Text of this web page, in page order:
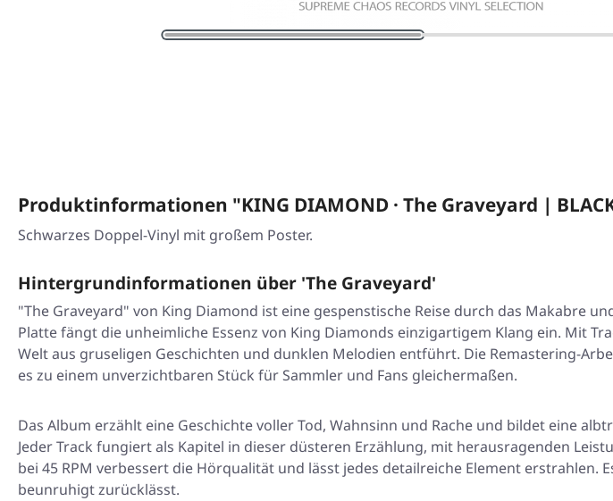
Produktinformationen "KING DIAMOND · The Graveyard |
Schwarzes Doppel-Vinyl mit großem Poster.
Hintergrundinformationen über 'The Graveyard'
"The Graveyard" von King Diamond ist eine gespenstische Reise durch das Makabre
Platte fängt die unheimliche Essenz von King Diamonds einzigartigem Klang ein. Mit
Welt aus gruseligen Geschichten und dunklen Melodien entführt. Die Remastering-
es zu einem unverzichtbaren Stück für Sammler und Fans gleichermaßen.
Das Album erzählt eine Geschichte voller Tod, Wahnsinn und Rache und bildet eine
Jeder Track fungiert als Kapitel in dieser düsteren Erzählung, mit herausragenden
bei 45 RPM verbessert die Hörqualität und lässt jedes detailreiche Element erstrahlen.
beunruhigt zurücklässt.